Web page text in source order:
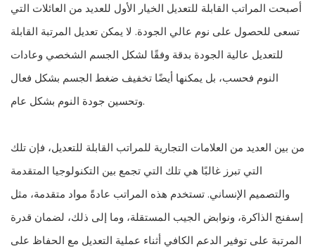
أصبحت المراتب القابلة للتعديل الخيار الأول للعديد من العائلات التي
تسعى للحصول على نوم عالي الجودة. لا يمكن تعديل المرتبة القابلة
للتعديل عالية الجودة بدقة وفقًا لشكل الجسم الشخصي وعادات
النوم فحسب، بل يمكنها أيضًا تخفيف ضغط الجسم بشكل فعال
وتحسين جودة النوم بشكل عام.
من بين العديد من العلامات التجارية للمراتب القابلة للتعديل، فإن تلك
التي تبرز غالبًا هي تلك التي تجمع بين التكنولوجيا المتقدمة
والتصميم الإنساني. تستخدم هذه المراتب عادةً مواد متقدمة، مثل
إسفنج الذاكرة، ونوابض الجيب المستقلة، وما إلى ذلك، لضمان قدرة
المرتبة على توفير الدعم الكافي أثناء عملية التعديل مع الحفاظ على